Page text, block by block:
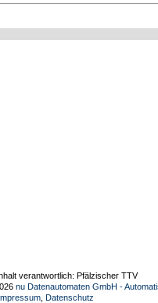
verantwortlich: Pfälzischer TTV
nu Datenautomaten GmbH -
Datenschutz